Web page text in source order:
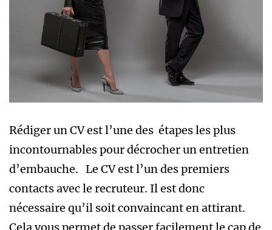
Rédiger un CV est l’une des étapes les plus
incontournables pour décrocher un entretien
d’embauche. Le CV est l’un des premiers
contacts avec le recruteur. Il est donc
nécessaire qu’il soit convaincant en attirant.